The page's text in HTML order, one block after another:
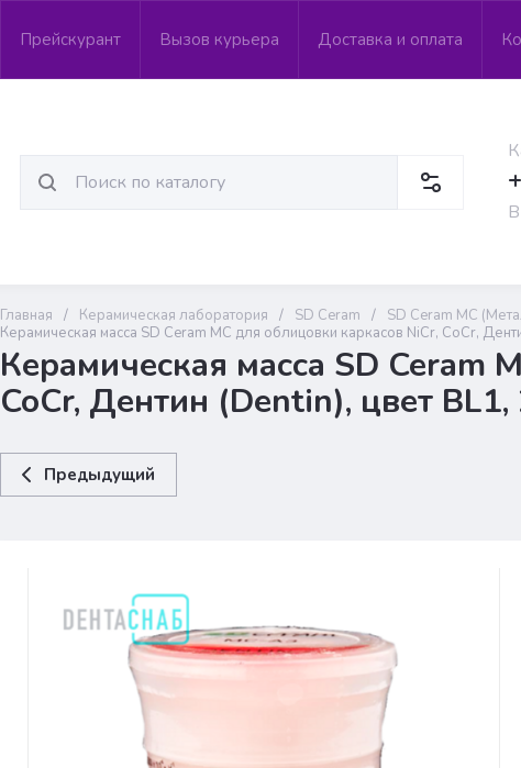
Прейскурант Вызов курьера Доставка и оплата
Главная / Керамическая лаборатория / SD Ceram / SD Ceram MC
Керамическая масса SD Ceram MC для облицовки каркасов NiCr, CoCr,
Керамическая масса SD Ceram
CoCr, Дентин (Dentin), цвет BL1,
Предыдущий